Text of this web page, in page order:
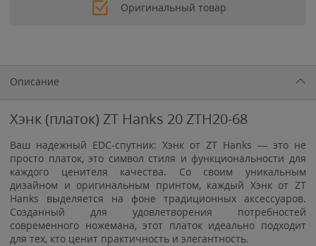
Оригинальный товар
Описание
Хэнк (платок) ZT Hanks 20 ZTH20-68
Ваш надежный EDC-спутник: Хэнк от ZT Hanks — это не
просто платок, это символ стиля и функциональности для
каждого ценителя качества. Со своим уникальным
дизайном и оригинальным принтом, каждый Хэнк от ZT
Hanks выделяется на фоне традиционных аксессуаров.
Созданный для удовлетворения потребностей
современного ножемана, этот платок идеально подходит
для тех, кто ценит практичность и элегантность.